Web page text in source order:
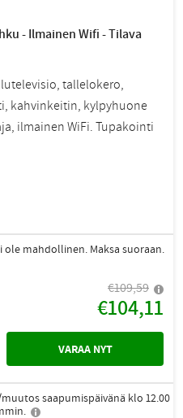
- Ilmainen Wifi - Tilava
tallelokero,
kahvinkeitin, kylpyhuone
ilmainen WiFi. Tupakointi
mahdollinen. Maksa suoraan.
€109,59
€104,11
VARAA NYT
saapumispäivänä klo 12.00